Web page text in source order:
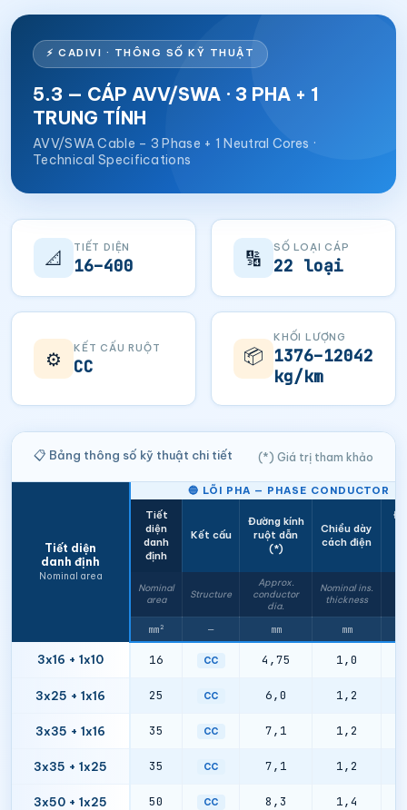
⚡ CADIVI · THÔNG SỐ KỸ THUẬT
5.3 — CÁP AVV/SWA · 3 PHA + 1
TRUNG TÍNH
AVV/SWA Cable – 3 Phase + 1 Neutral Cores ·
Technical Specifications
📐 TIẾT DIỆN
16–400 🔢 SỐ LOẠI CÁP
22 loại
⚙️ KẾT CẤU RUỘT
CC 📦
KHỐI LƯỢNG
1376–12042
kg/km
📋 Bảng thông số kỹ thuật chi tiết (*) Giá trị tham khảo
Tiết diện
danh định
Nominal area
🔵 LÕI PHA — PHASE CONDUCTOR
Tiết
diện
danh
định
Kết cấu
Đường kính
ruột dẫn
(*)
Chiều dày
cách điện
Nominal
area
Structure
Approx.
conductor
dia.
Nominal ins.
thickness
mm² — mm mm
3x16 + 1x10 16 CC 4,75 1,0
3x25 + 1x16 25 CC 6,0 1,2
3x35 + 1x16 35 CC 7,1 1,2
3x35 + 1x25 35 CC 7,1 1,2
3x50 + 1x25 50 CC 8,3 1,4